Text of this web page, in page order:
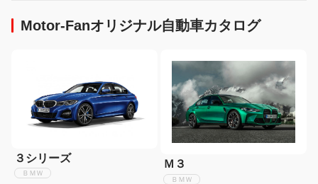
ックス 徹底比較】
Motor-Fanオリジナル自動車カタログ
３シリーズ
ＢＭＷ
Ｍ３
ＢＭＷ